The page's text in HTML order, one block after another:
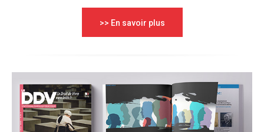
>> En savoir plus